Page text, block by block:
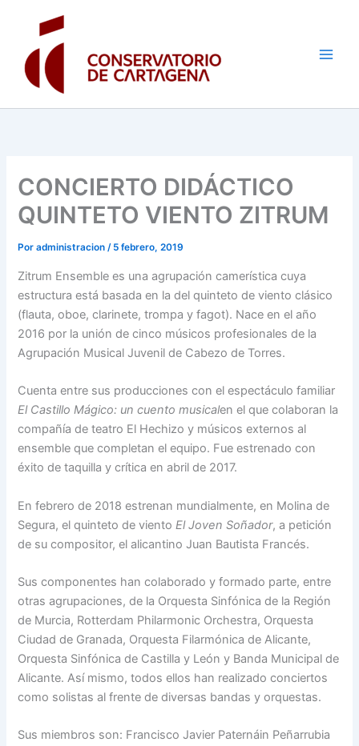
contenido
CONCIERTO DIDÁCTICO
QUINTETO VIENTO ZITRUM
Poradministracion/ 5 febrero, 2019
Zitrum Ensemble es una agrupación camerística cuya
estructura está basada en la del quinteto de viento clásico
(flauta, oboe, clarinete, trompa y fagot). Nace en el año
2016 por la unión de cinco músicos profesionales de la
Agrupación Musical Juvenil de Cabezo de Torres.
Cuenta entre sus producciones con el espectáculo familiar
El Castillo Mágico: un cuento musicalen el que colaboran la
compañía de teatro El Hechizo y músicos externos al
ensemble que completan el equipo. Fue estrenado con
éxito de taquilla y crítica en abril de 2017.
En febrero de 2018 estrenan mundialmente, en Molina de
Segura, el quinteto de vientoEl Joven Soñador, a petición
de su compositor, el alicantino Juan Bautista Francés.
Sus componentes han colaborado y formado parte, entre
otras agrupaciones, de la Orquesta Sinfónica de la Región
de Murcia, Rotterdam Philarmonic Orchestra, Orquesta
Ciudad de Granada, Orquesta Filarmónica de Alicante,
Orquesta Sinfónica de Castilla y León y Banda Municipal de
Alicante. Así mismo, todos ellos han realizado conciertos
como solistas al frente de diversas bandas y orquestas.
Sus miembros son: Francisco Javier Paternáin Peñarrubia